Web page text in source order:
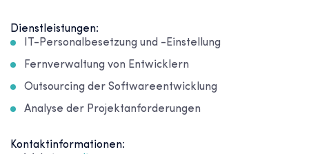
Dienstleistungen:
IT-Personalbesetzung und -Einstellung
Fernverwaltung von Entwicklern
Outsourcing der Softwareentwicklung
Analyse der Projektanforderungen
Kontaktinformationen: